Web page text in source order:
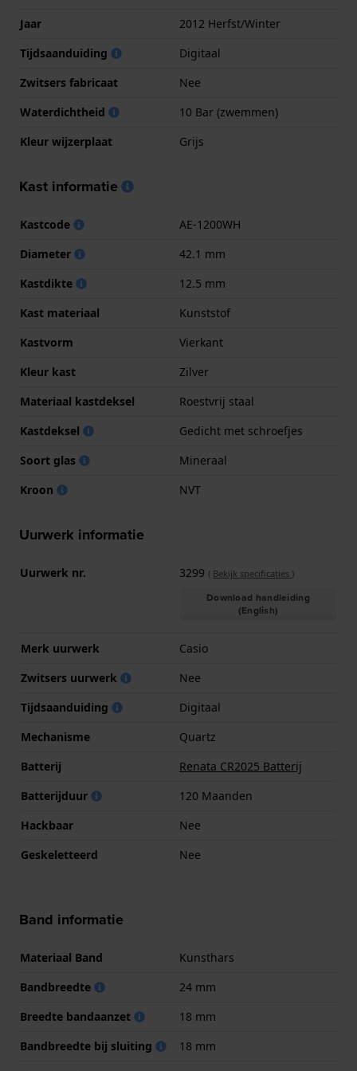
Jaar
2012 Herfst/Winter
Tijdsaanduiding
Digitaal
Zwitsers fabricaat
Nee
Waterdichtheid
10 Bar (zwemmen)
Kleur wijzerplaat
Grijs
Kast informatie
Kastcode
AE-1200WH
Diameter
42.1 mm
Kastdikte
12.5 mm
Kast materiaal
Kunststof
Kastvorm
Vierkant
Kleur kast
Zilver
Materiaal kastdeksel
Roestvrij staal
Kastdeksel
Gedicht met schroefjes
Soort glas
Mineraal
Kroon
NVT
Uurwerk informatie
Uurwerk nr. 3299 ( Bekijk specificaties )
Download handleiding
(English)
Merk uurwerk
Casio
Zwitsers uurwerk
Nee
Tijdsaanduiding
Digitaal
Mechanisme
Quartz
Batterij
Renata CR2025 Batterij
Batterijduur
120 Maanden
Hackbaar
Nee
Geskeletteerd
Nee
Band informatie
Materiaal Band
Kunsthars
Bandbreedte
24 mm
Breedte bandaanzet
18 mm
Bandbreedte bij sluiting
18 mm